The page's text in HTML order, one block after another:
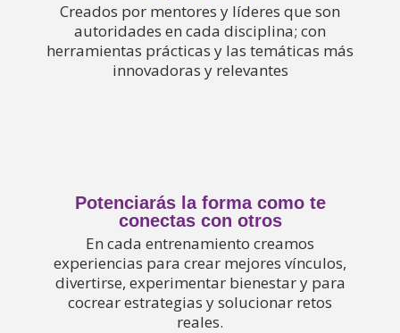
Creados por mentores y líderes que son
autoridades en cada disciplina; con
herramientas prácticas y las temáticas más
innovadoras y relevantes
Potenciarás la forma como te
conectas con otros
En cada entrenamiento creamos
experiencias para crear mejores vínculos,
divertirse, experimentar bienestar y para
cocrear estrategias y solucionar retos
reales.